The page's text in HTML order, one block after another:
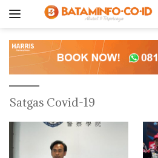
Satgas Covid-19